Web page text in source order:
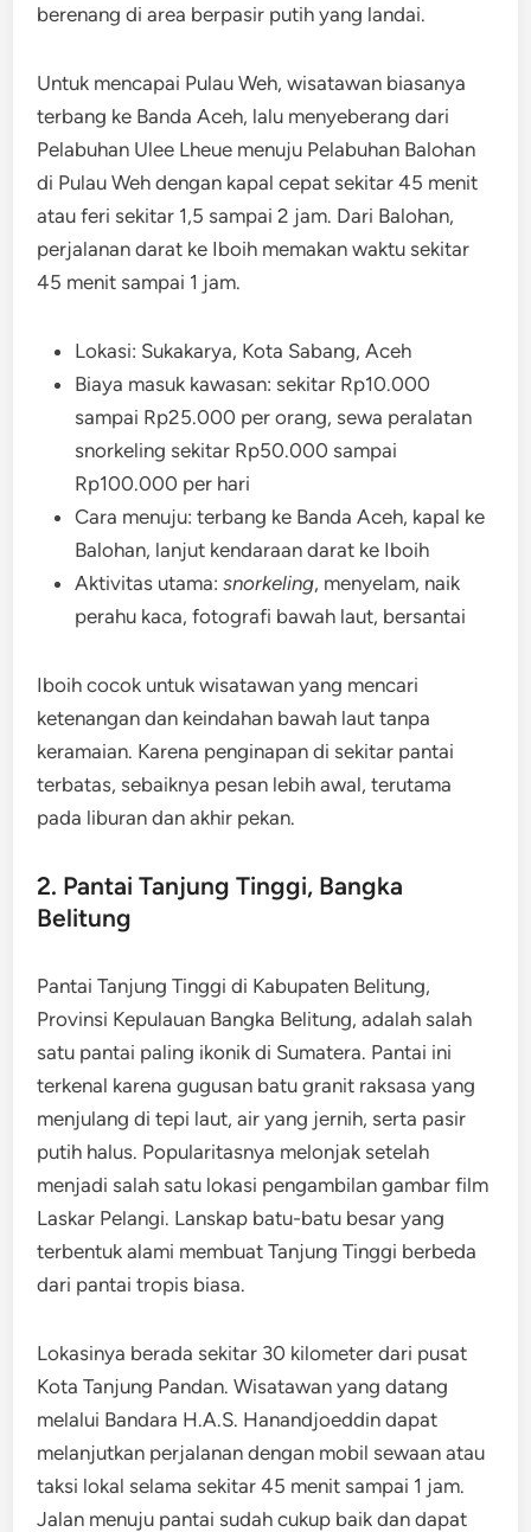
berenang di area berpasir putih yang landai.
Untuk mencapai Pulau Weh, wisatawan biasanya
terbang ke Banda Aceh, lalu menyeberang dari
Pelabuhan Ulee Lheue menuju Pelabuhan Balohan
di Pulau Weh dengan kapal cepat sekitar 45 menit
atau feri sekitar 1,5 sampai 2 jam. Dari Balohan,
perjalanan darat ke Iboih memakan waktu sekitar
45 menit sampai 1 jam.
Lokasi: Sukakarya, Kota Sabang, Aceh
Biaya masuk kawasan: sekitar Rp10.000
sampai Rp25.000 per orang, sewa peralatan
snorkeling sekitar Rp50.000 sampai
Rp100.000 per hari
Cara menuju: terbang ke Banda Aceh, kapal ke
Balohan, lanjut kendaraan darat ke Iboih
Aktivitas utama:snorkeling, menyelam, naik
perahu kaca, fotografi bawah laut, bersantai
Iboih cocok untuk wisatawan yang mencari
ketenangan dan keindahan bawah laut tanpa
keramaian. Karena penginapan di sekitar pantai
terbatas, sebaiknya pesan lebih awal, terutama
pada liburan dan akhir pekan.
2. Pantai Tanjung Tinggi, Bangka
Belitung
Pantai Tanjung Tinggi di Kabupaten Belitung,
Provinsi Kepulauan Bangka Belitung, adalah salah
satu pantai paling ikonik di Sumatera. Pantai ini
terkenal karena gugusan batu granit raksasa yang
menjulang di tepi laut, air yang jernih, serta pasir
putih halus. Popularitasnya melonjak setelah
menjadi salah satu lokasi pengambilan gambar film
Laskar Pelangi. Lanskap batu-batu besar yang
terbentuk alami membuat Tanjung Tinggi berbeda
dari pantai tropis biasa.
Lokasinya berada sekitar 30 kilometer dari pusat
Kota Tanjung Pandan. Wisatawan yang datang
melalui Bandara H.A.S. Hanandjoeddin dapat
melanjutkan perjalanan dengan mobil sewaan atau
taksi lokal selama sekitar 45 menit sampai 1 jam.
Jalan menuju pantai sudah cukup baik dan dapat